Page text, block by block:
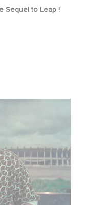
Sequel to Leap !